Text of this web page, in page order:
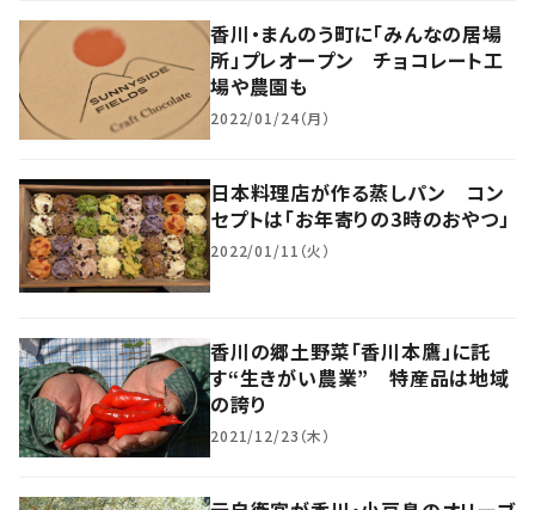
香川・まんのう町に「みんなの居場
所」プレオープン チョコレート工
場や農園も
2022/01/24（月）
日本料理店が作る蒸しパン コン
セプトは「お年寄りの3時のおやつ」
2022/01/11（火）
香川の郷土野菜「香川本鷹」に託
す“生きがい農業” 特産品は地域
の誇り
2021/12/23（木）